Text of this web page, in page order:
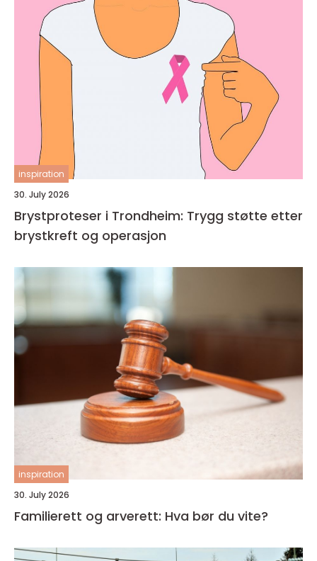
inspiration
30. July 2026
Brystproteser i Trondheim: Trygg støtte etter
brystkreft og operasjon
inspiration
30. July 2026
Familierett og arverett: Hva bør du vite?